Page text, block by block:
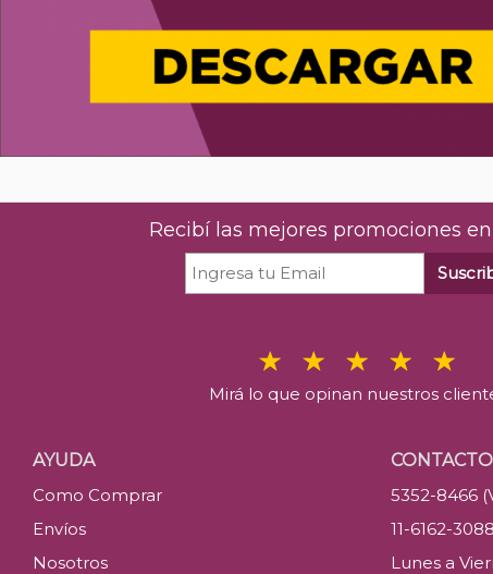
Recibí las mejores promociones
Mirá lo que opinan nuestros
AYUDA
Como Comprar
Envíos
Nosotros
CONTACTO
5352-8466
11-6162-
Lunes a